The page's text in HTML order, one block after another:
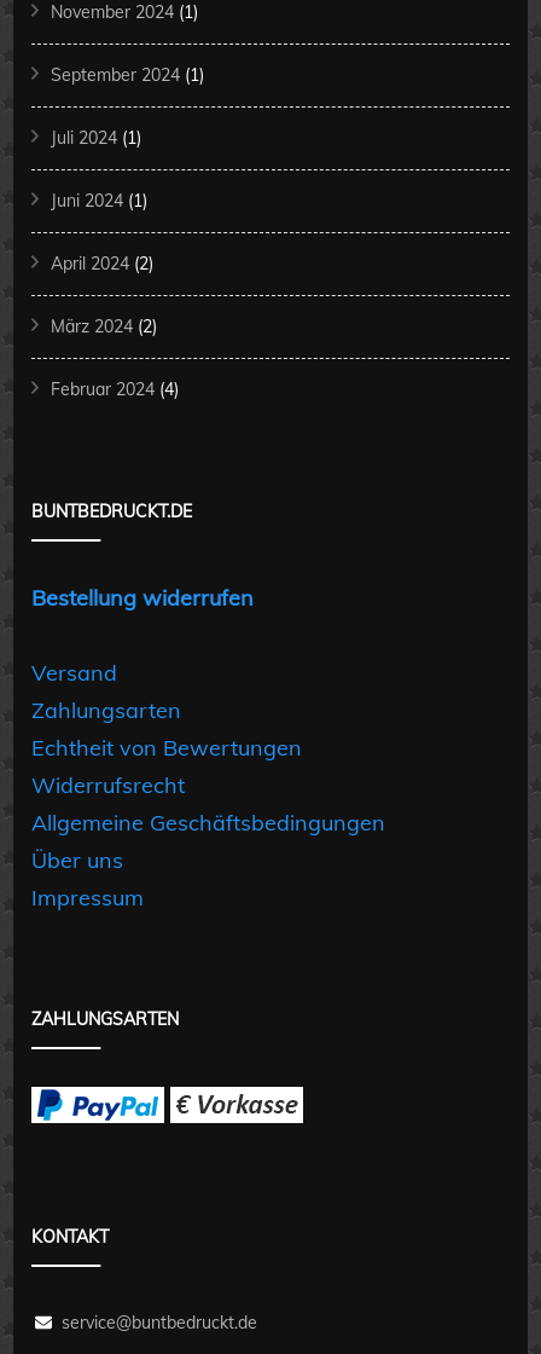
November 2024 (1)
September 2024 (1)
Juli 2024 (1)
Juni 2024 (1)
April 2024 (2)
März 2024 (2)
Februar 2024 (4)
BUNTBEDRUCKT.DE
Bestellung widerrufen
Versand
Zahlungsarten
Echtheit von Bewertungen
Widerrufsrecht
Allgemeine Geschäftsbedingungen
Über uns
Impressum
ZAHLUNGSARTEN
KONTAKT
service@buntbedruckt.de